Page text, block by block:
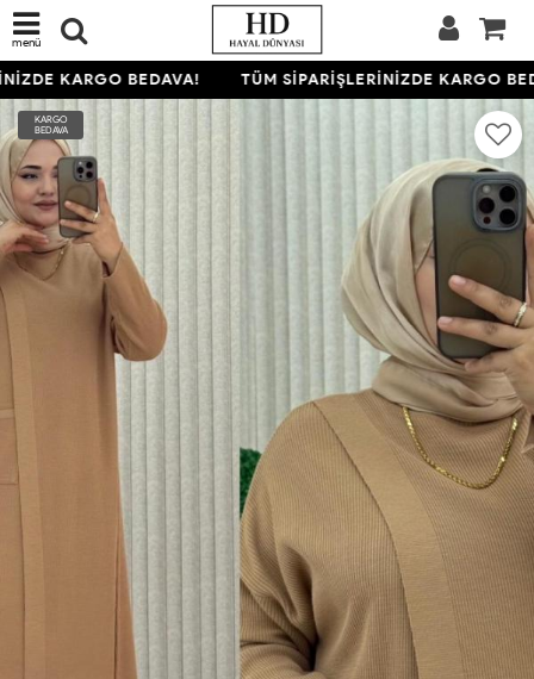
menü
KARGO BEDAVA! TÜM SİPARİŞLERİNİZDE KARGO
KARGO
BEDAVA